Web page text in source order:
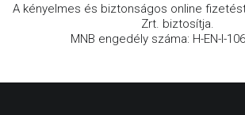
A kényelmes és biztonságos online
Zrt. biztosítja.
MNB engedély száma: H-EN-I-